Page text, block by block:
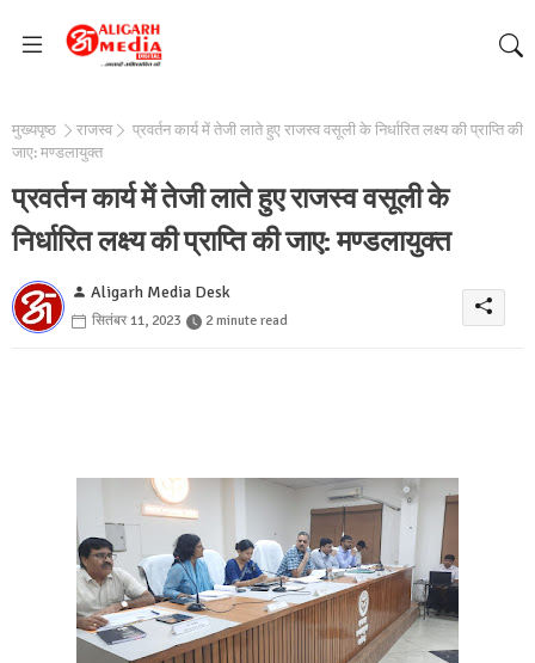
मुख्यपृष्ठ राजस्व
प्रवर्तन कार्य में तेजी लाते हुए राजस्व वसूली के निर्धारित लक्ष्य की प्राप्ति की
जाए: मण्डलायुक्त
प्रवर्तन कार्य में तेजी लाते हुए राजस्व वसूली के
निर्धारित लक्ष्य की प्राप्ति की जाए: मण्डलायुक्त
Aligarh Media Desk
सितंबर 11, 2023 2 minute read